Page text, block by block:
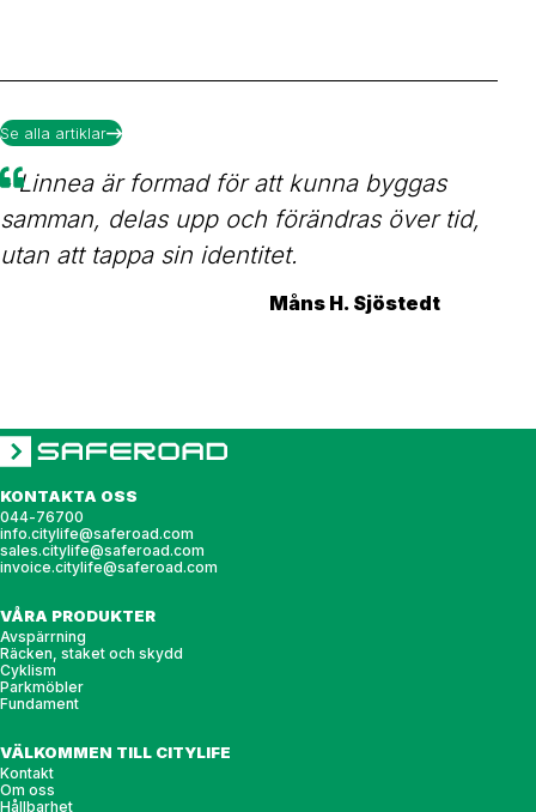
Se alla artiklar
-Linnea är formad för att kunna byggas
samman, delas upp och förändras över tid,
utan att tappa sin identitet.
Måns H. Sjöstedt
KONTAKTA OSS
044-76700
info.citylife@saferoad.com
sales.citylife@saferoad.com
invoice.citylife@saferoad.com
VÅRA PRODUKTER
Avspärrning
Räcken, staket och skydd
Cyklism
Parkmöbler
Fundament
VÄLKOMMEN TILL CITYLIFE
Kontakt
Om oss
Hållbarhet